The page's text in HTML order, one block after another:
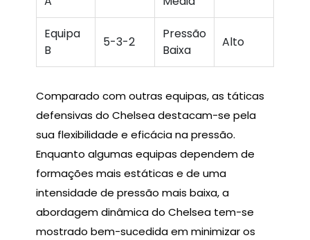
Equipa
B
5-3-2
Pressão
Baixa
Alto
Comparado com outras equipas, as táticas
defensivas do Chelsea destacam-se pela
sua flexibilidade e eficácia na pressão.
Enquanto algumas equipas dependem de
formações mais estáticas e de uma
intensidade de pressão mais baixa, a
abordagem dinâmica do Chelsea tem-se
mostrado bem-sucedida em minimizar os